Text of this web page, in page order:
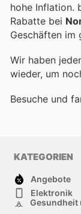
hohe Inflation.
Rabatte bei
Geschäften im
Wir haben
wieder, um
Besuche und
KATEGORIEN
Angebote
Elektronik
Gesundheit